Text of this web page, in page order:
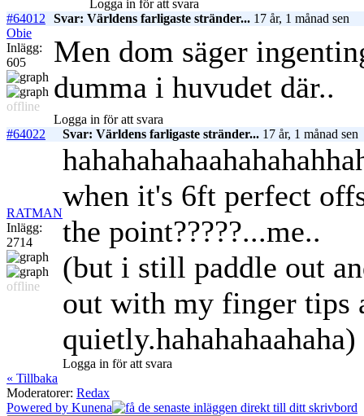
Logga in för att svara
#64012 Svar: Världens farligaste stränder... 17 år, 1 månad sen
Obie
Inlägg:
605
offline
Men dom säger
dumma i huvudet där..
Logga in för att svara
#64022
Svar: Världens farligaste stränder... 17 år, 1 månad sen
RATMAN
Inlägg:
2714
offline
when it's 6ft perfect
the point?????...me..
(but i still paddle out
out with my finger tips
quietly.hahahahaahaha)
Logga in för att svara
« Tillbaka
Moderatorer: Redax
Powered by Kunena